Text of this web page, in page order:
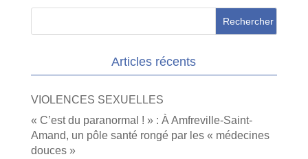
Articles récents
VIOLENCES SEXUELLES
« C’est du paranormal ! » : À Amfreville-Saint-
Amand, un pôle santé rongé par les « médecines
douces »